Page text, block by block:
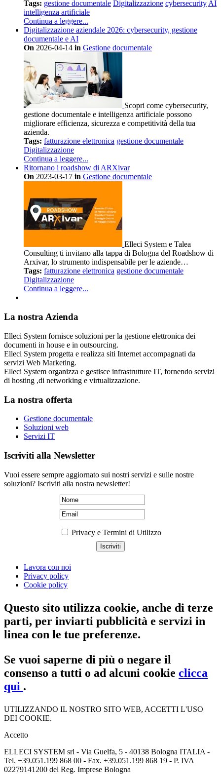
Tags: gestione documentale Digitalizzazione cybersecurityAI
intelligenza artificiale
Continua a leggere...
Digitalizzazione aziendale 2026: cybersecurity, gestione
documentale e AI
On 2026-04-14 in Gestione documentale
Scopri come cybersecurity,
gestione documentale e intelligenza artificiale possono
migliorare efficienza, sicurezza e competitività della tua
azienda.
Tags: fatturazione elettronica gestione documentale
Digitalizzazione
Continua a leggere...
Ritornano i roadshow di ARXivar
On 2023-03-17 in Gestione documentale
Elleci System e Talea
Consulting ti invitano alla tappa di Bologna del Roadshow di
Arxivar, lo strumento indispensabile per le aziende…
Tags: fatturazione elettronica gestione documentale
Digitalizzazione
Continua a leggere...
La nostra Azienda
Elleci System fornisce soluzioni per la gestione elettronica dei
documenti in house e in outsourcing.
Elleci System progetta e realizza siti Internet accompagnati da
servizi Web Marketing.
Elleci System organizza e gestisce infrastrutture IT, fornendo servizi
di hosting ,di networking e virtualizzazione.
La nostra offerta
Gestione documentale
Soluzioni web
Servizi IT
Iscriviti alla Newsletter
Vuoi essere sempre aggiornato sui nostri servizi e sulle nostre
soluzioni? Iscriviti alla nostra newsletter!
Privacy e Termini di Utilizzo
Lavora con noi
Privacy policy
Cookie policy
Questo sito utilizza cookie, anche di terze
parti, per inviarti pubblicità e servizi in
linea con le tue preferenze.
Se vuoi saperne di più o negare il
consenso a tutti o ad alcuni cookie clicca
qui .
UTILIZZANDO IL NOSTRO SITO WEB, ACCETTI L'USO
DEI COOKIE.
Accetto
ELLECI SYSTEM srl - Via Guelfa, 5 - 40138 Bologna ITALIA -
Tel. +39.051.199 868 00 - Fax. +39.051.199 868 19 - P. IVA
02279141200 del Reg. Imprese Bologna